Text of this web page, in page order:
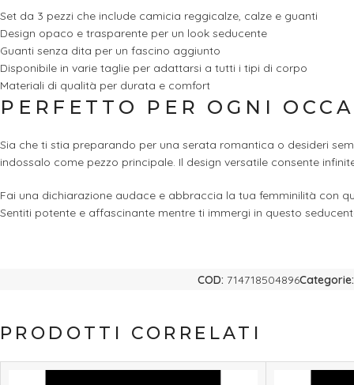
Set da 3 pezzi che include camicia reggicalze, calze e guanti
Design opaco e trasparente per un look seducente
Guanti senza dita per un fascino aggiunto
Disponibile in varie taglie per adattarsi a tutti i tipi di corpo
Materiali di qualità per durata e comfort
PERFETTO PER OGNI
Sia che ti stia preparando per una serata romantica o desideri
indossalo come pezzo principale. Il design versatile consente
Fai una dichiarazione audace e abbraccia la tua femminilità con
Sentiti potente e affascinante mentre ti immergi in questo
COD: 714718504896Categorie:
PRODOTTI CORRELATI